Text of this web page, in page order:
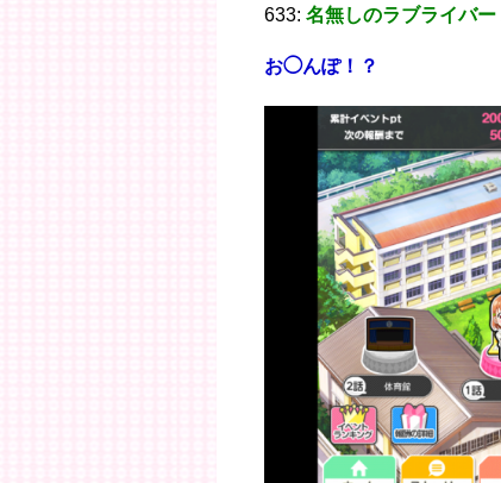
633: 名無しのラブライバー
お◯んぽ！？